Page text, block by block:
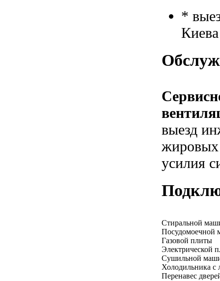
*
выезд
жировых
усилия
Стиральной
Посудомоечной
Газовой плиты
Электрической
Сушильной
Холодильника с
Перенавес